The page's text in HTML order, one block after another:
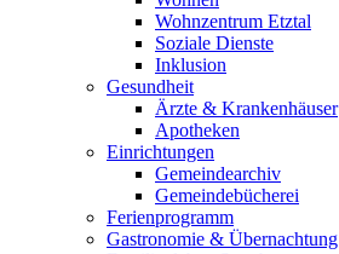
Wohnzentrum Etztal
Soziale Dienste
Inklusion
Gesundheit
Ärzte & Krankenhäuser
Apotheken
Einrichtungen
Gemeindearchiv
Gemeindebücherei
Ferienprogramm
Gastronomie & Übernachtung